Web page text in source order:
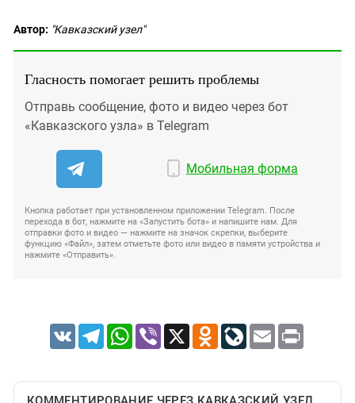
Автор: "Кавказский узел"
Гласность помогает решить проблемы
Отправь сообщение, фото и видео через бот
«Кавказского узла» в Telegram
Мобильная форма
Кнопка работает при установленном приложении Telegram. После
перехода в бот, нажмите на «Запустить бота» и напишите нам. Для
отправки фото и видео — нажмите на значок скрепки, выберите
функцию «Файл», затем отметьте фото или видео в памяти устройства и
нажмите «Отправить».
VK TelegramWhatsApp
Viber X Odnoklassniki
LiveJournal
Email Print